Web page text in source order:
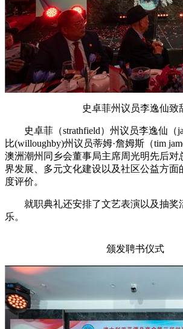
史卓菲州议员李逸仙致
史卓菲（strathfield）州议员李逸仙（
比(willoughby)州议员蒂姆·詹姆斯（tim
澳洲潮州同乡会董事局主席周光明先后对
界发展、多元文化建设以及社区公益方面
度评价。
就职典礼还安排了文艺表演以及抽奖
乐。
颁发聘书仪式